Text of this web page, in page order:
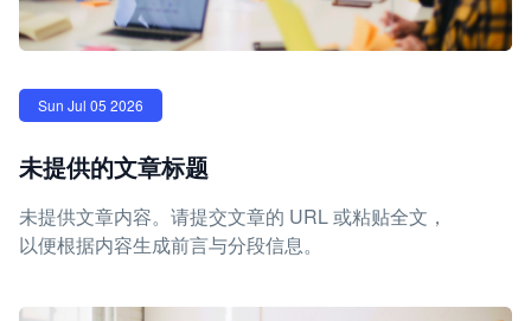
Sun Jul 05 2026
未提供的文章标题
未提供文章内容。请提交文章的 URL 或粘贴全文，
以便根据内容生成前言与分段信息。